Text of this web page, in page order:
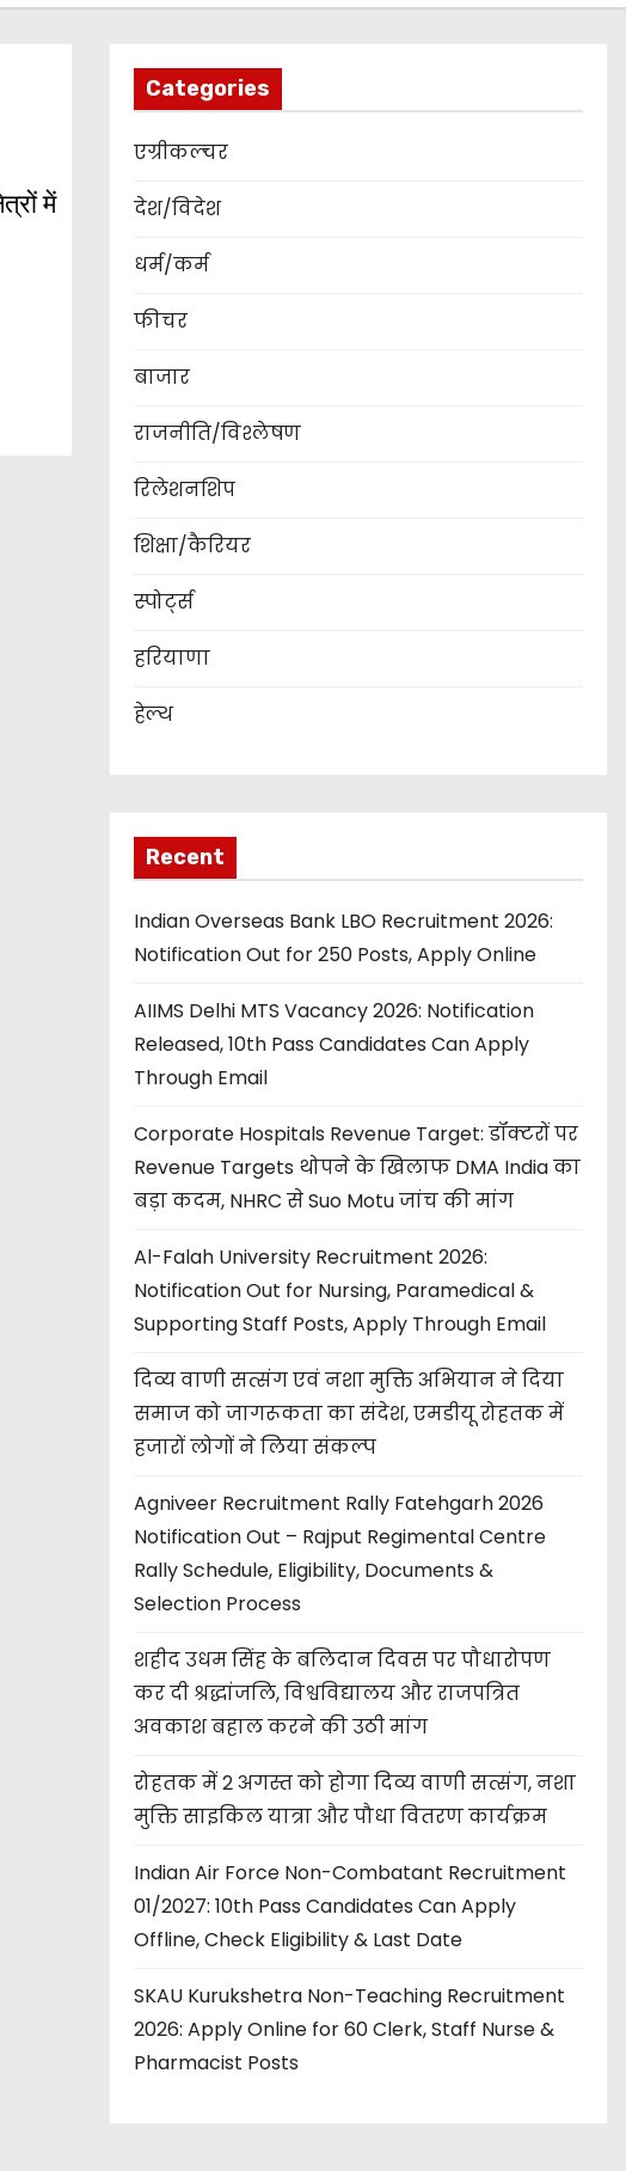
में
Categories
एग्रीकल्चर
देश/विदेश
धर्म/कर्म
फीचर
बाजार
राजनीति/विश्लेषण
रिलेशनशिप
शिक्षा/कैरियर
स्पोर्ट्स
हरियाणा
हेल्थ
Recent
Indian Overseas Bank LBO Recruitment 2026:
Notification Out for 250 Posts, Apply Online
AIIMS Delhi MTS Vacancy 2026: Notification
Released, 10th Pass Candidates Can Apply
Through Email
Corporate Hospitals Revenue Target: डॉक्टरों पर
Revenue Targets थोपने के खिलाफ DMA India का
बड़ा कदम, NHRC से Suo Motu जांच की मांग
Al-Falah University Recruitment 2026:
Notification Out for Nursing, Paramedical &
Supporting Staff Posts, Apply Through Email
दिव्य वाणी सत्संग एवं नशा मुक्ति अभियान ने दिया
समाज को जागरूकता का संदेश, एमडीयू रोहतक में
हजारों लोगों ने लिया संकल्प
Agniveer Recruitment Rally Fatehgarh 2026
Notification Out – Rajput Regimental Centre
Rally Schedule, Eligibility, Documents &
Selection Process
शहीद उधम सिंह के बलिदान दिवस पर पौधारोपण
कर दी श्रद्धांजलि, विश्वविद्यालय और राजपत्रित
अवकाश बहाल करने की उठी मांग
रोहतक में 2 अगस्त को होगा दिव्य वाणी सत्संग, नशा
मुक्ति साइकिल यात्रा और पौधा वितरण कार्यक्रम
Indian Air Force Non-Combatant Recruitment
01/2027: 10th Pass Candidates Can Apply
Offline, Check Eligibility & Last Date
SKAU Kurukshetra Non-Teaching Recruitment
2026: Apply Online for 60 Clerk, Staff Nurse &
Pharmacist Posts